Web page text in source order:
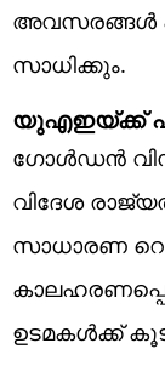
അവസരങ്ങള്‍
സാധിക്കും.
യുഎഇയ്ക്ക്
ഗോള്‍ഡന്‍
വിദേശ
സാധാരണ
ഉടമകള്‍ക്ക്